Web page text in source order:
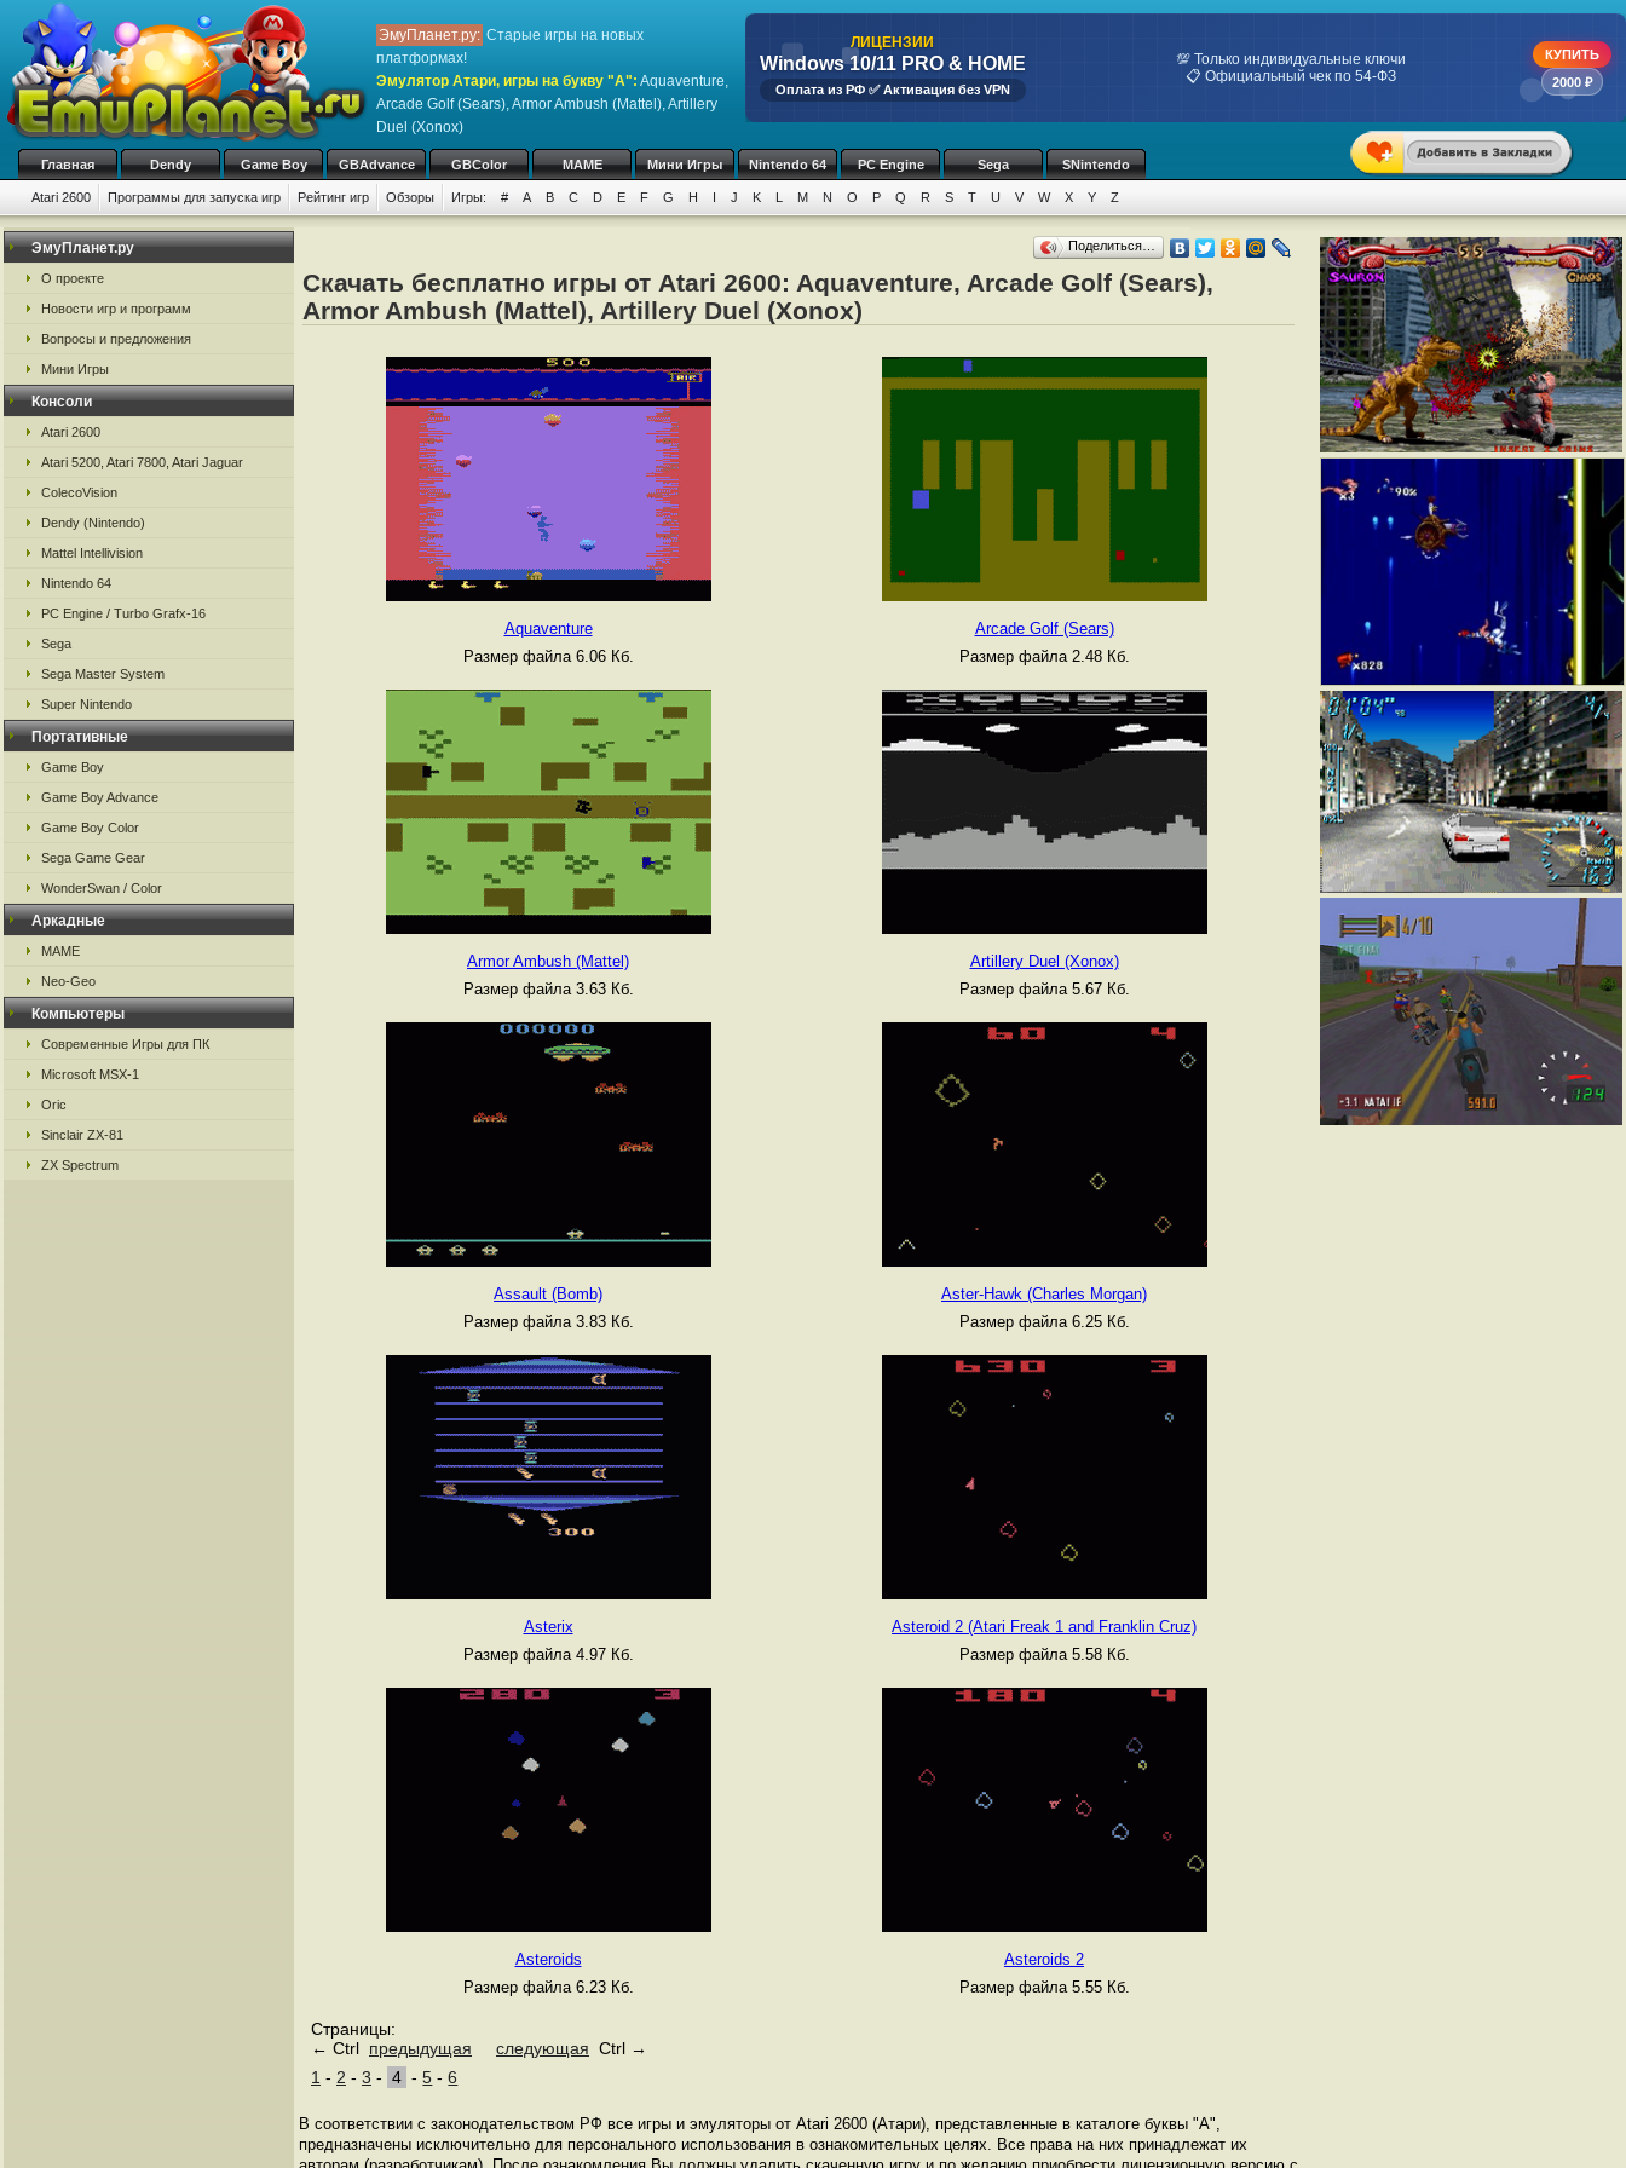
ЭмуПланет.ру: Старые игры на новых
платформах!
Эмулятор Атари, игры на букву "A": Aquaventure,
Arcade Golf (Sears), Armor Ambush (Mattel), Artillery
Duel (Xonox)
ЛИЦЕНЗИИ
Windows 10/11 PRO & HOME
Оплата из РФ ✅ Активация без VPN
💯 Только индивидуальные ключи
📋 Официальный чек по 54-ФЗ
КУПИТЬ
2000 ₽
Главная Dendy Game Boy GBAdvance GBColor MAME Мини Игры Nintendo 64 PC Engine Sega SNintendo
Atari 2600 Программы для запуска игр Рейтинг игр Обзоры Игры: # A B C D E F G H I J K L M N O P Q R S T U V W X Y Z
ЭмуПланет.ру
О проекте
Новости игр и программ
Вопросы и предложения
Мини Игры
Консоли
Atari 2600
Atari 5200, Atari 7800, Atari Jaguar
ColecoVision
Dendy (Nintendo)
Mattel Intellivision
Nintendo 64
PC Engine / Turbo Grafx-16
Sega
Sega Master System
Super Nintendo
Портативные
Game Boy
Game Boy Advance
Game Boy Color
Sega Game Gear
WonderSwan / Color
Аркадные
MAME
Neo-Geo
Компьютеры
Современные Игры для ПК
Microsoft MSX-1
Oric
Sinclair ZX-81
ZX Spectrum
Поделиться…
Скачать бесплатно игры от Atari 2600: Aquaventure, Arcade Golf (Sears),
Armor Ambush (Mattel), Artillery Duel (Xonox)
Aquaventure
Размер файла 6.06 Кб.
Arcade Golf (Sears)
Размер файла 2.48 Кб.
Armor Ambush (Mattel)
Размер файла 3.63 Кб.
Artillery Duel (Xonox)
Размер файла 5.67 Кб.
Assault (Bomb)
Размер файла 3.83 Кб.
Aster-Hawk (Charles Morgan)
Размер файла 6.25 Кб.
Asterix
Размер файла 4.97 Кб.
Asteroid 2 (Atari Freak 1 and Franklin Cruz)
Размер файла 5.58 Кб.
Asteroids
Размер файла 6.23 Кб.
Asteroids 2
Размер файла 5.55 Кб.
Страницы:
← Ctrl предыдущая следующая Ctrl →
1 - 2 - 3 - 4 -5 -6
В соответствии с законодательством РФ все игры и эмуляторы от Atari 2600 (Атари), представленные в каталоге буквы "A",
предназначены исключительно для персонального использования в ознакомительных целях. Все права на них принадлежат их